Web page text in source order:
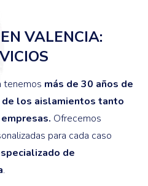
VALENCIA:
tenemos más de 30 años de
los aislamientos tanto
Ofrecemos
para cada caso
de
.